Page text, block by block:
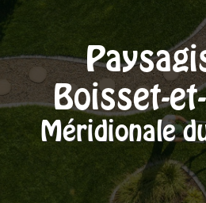
Boisset-
Méridionale